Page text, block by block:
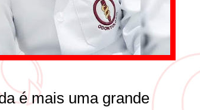
é mais uma grande